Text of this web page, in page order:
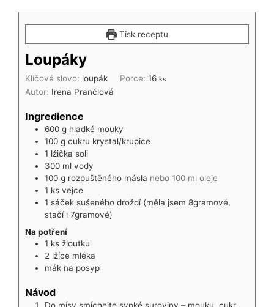
Tisk receptu
Loupáky
Klíčové slovo: loupák Porce:16 ks
Autor: Irena Prančlová
Ingredience
600 g hladké mouky
100 g cukru krystal/krupice
1 lžička soli
300 ml vody
100 g rozpuštěného másla nebo 100 ml oleje
1 ks vejce
1 sáček sušeného droždí (měla jsem 8gramové,
stačí i 7gramové)
Na potření
1 ks žloutku
2 lžíce mléka
mák na posyp
Návod
Do mísy smíchejte sypké suroviny – mouku, cukr,